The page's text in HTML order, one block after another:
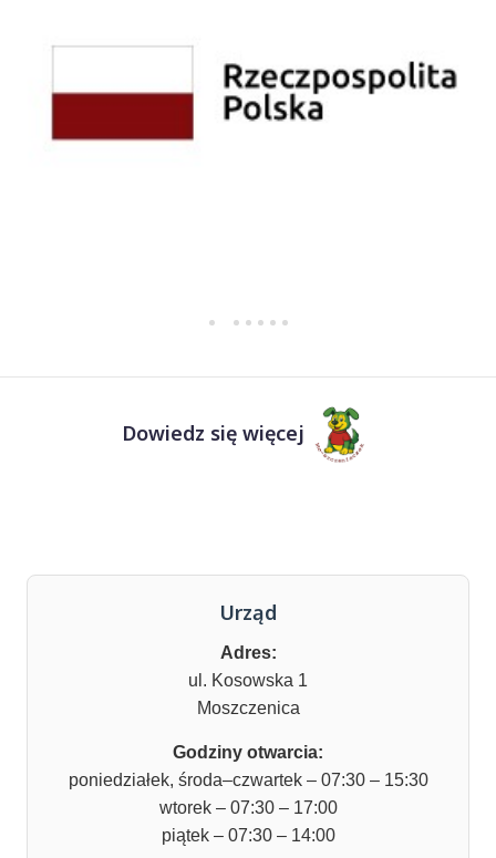
Dowiedz się więcej
Urząd
Adres:
ul. Kosowska 1
Moszczenica
Godziny otwarcia:
poniedziałek, środa–czwartek – 07:30 – 15:30
wtorek – 07:30 – 17:00
piątek – 07:30 – 14:00